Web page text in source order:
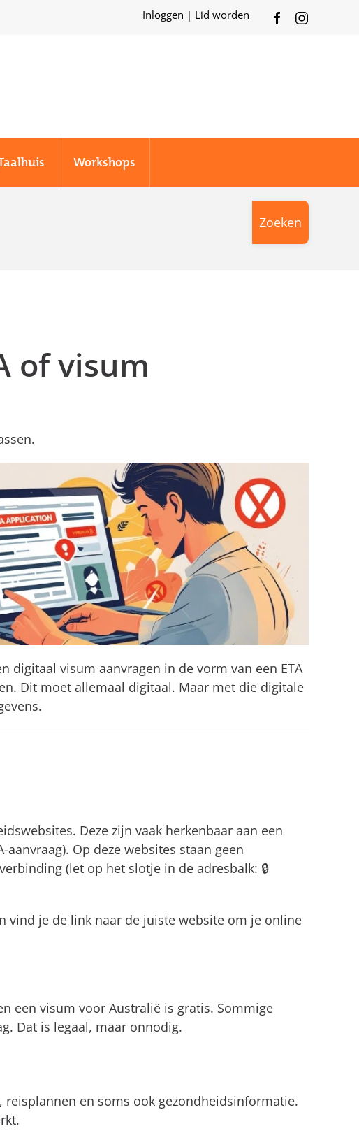
Inloggen | Lid worden
Workshops
Zoeken
of visum
digitaal visum aanvragen in de vorm van een ETA
Dit moet allemaal digitaal. Maar met die digitale
Deze zijn vaak herkenbaar aan een
Op deze websites staan geen
(let op het slotje in de adresbalk: 🔒
vind je de link naar de juiste website om je online
een visum voor Australië is gratis. Sommige
Dat is legaal, maar onnodig.
en soms ook gezondheidsinformatie.